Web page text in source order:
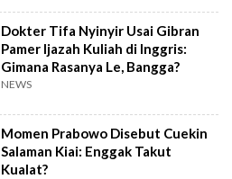
Dokter Tifa Nyinyir Usai Gibran
Pamer Ijazah Kuliah di Inggris:
Gimana Rasanya Le, Bangga?
NEWS
Momen Prabowo Disebut Cuekin
Salaman Kiai: Enggak Takut
Kualat?